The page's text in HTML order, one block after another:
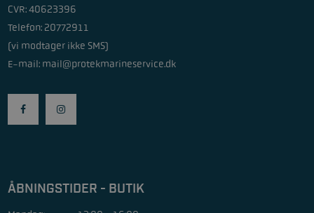
CVR: 40623396
Telefon: 20772911
(vi modtager ikke SMS)
E-mail: mail@protekmarineservice.dk
ÅBNINGSTIDER - BUTIK